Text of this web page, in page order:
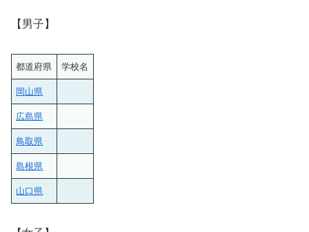
【男子】
都道府県 学校名
岡山県
広島県
鳥取県
島根県
山口県